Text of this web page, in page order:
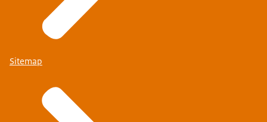
Sitemap